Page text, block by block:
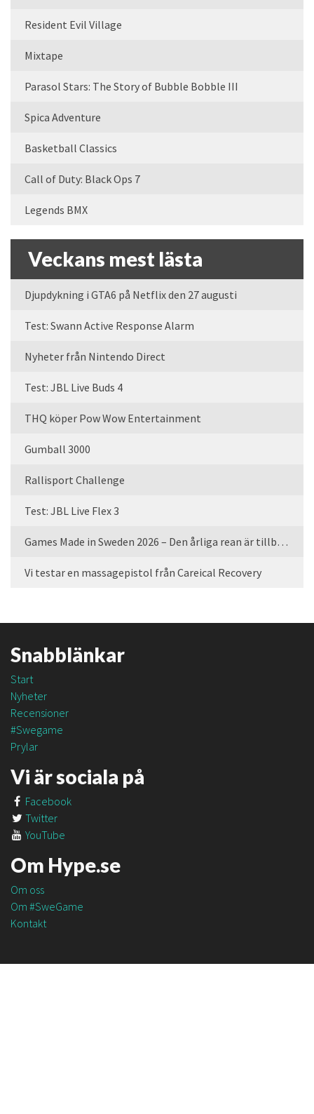
Resident Evil Village
Mixtape
Parasol Stars: The Story of Bubble Bobble III
Spica Adventure
Basketball Classics
Call of Duty: Black Ops 7
Legends BMX
Veckans mest lästa
Djupdykning i GTA6 på Netflix den 27 augusti
Test: Swann Active Response Alarm
Nyheter från Nintendo Direct
Test: JBL Live Buds 4
THQ köper Pow Wow Entertainment
Gumball 3000
Rallisport Challenge
Test: JBL Live Flex 3
Games Made in Sweden 2026 – Den årliga rean är tillbaka
Vi testar en massagepistol från Careical Recovery
Snabblänkar
Start
Nyheter
Recensioner
#Swegame
Prylar
Vi är sociala på
Facebook
Twitter
YouTube
Om Hype.se
Om oss
Om #SweGame
Kontakt